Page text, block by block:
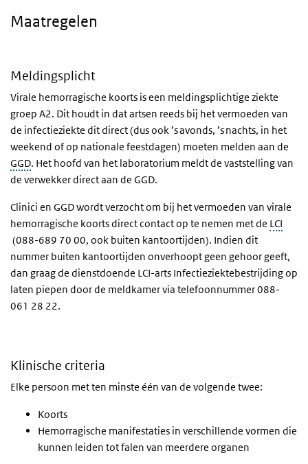
Maatregelen
Meldingsplicht
Virale hemorragische koorts is een meldingsplichtige ziekte
groep A2. Dit houdt in dat artsen reeds bij het vermoeden van
de infectieziekte dit direct (dus ook ’s avonds, ’s nachts, in het
weekend of op nationale feestdagen) moeten melden aan de
GGD. Het hoofd van het laboratorium meldt de vaststelling van
de verwekker direct aan de GGD.
Clinici en GGD wordt verzocht om bij het vermoeden van virale
hemorragische koorts direct contact op te nemen met de LCI
(088-689 70 00, ook buiten kantoortijden). Indien dit
nummer buiten kantoortijden onverhoopt geen gehoor geeft,
dan graag de dienstdoende LCI-arts Infectieziektebestrijding op
laten piepen door de meldkamer via telefoonnummer 088-
061 28 22.
Klinische criteria
Elke persoon met ten minste één van de volgende twee:
Koorts
Hemorragische manifestaties in verschillende vormen die
kunnen leiden tot falen van meerdere organen